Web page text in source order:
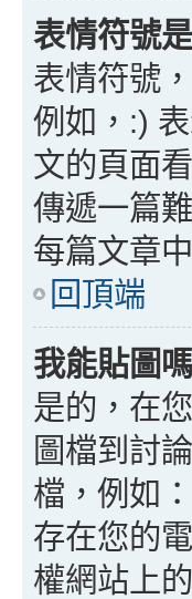
表情符號
表情符號
例如，:)
文的頁面
傳遞一篇
每篇文章
回頂端
我能貼圖
是的，在
圖檔到討
檔，例如
存在您的
權網站上